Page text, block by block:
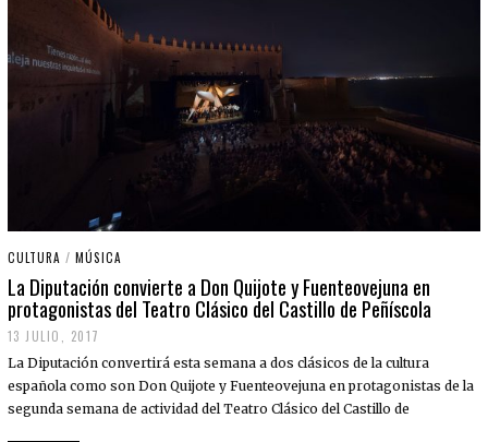
CULTURA / MÚSICA
La Diputación convierte a Don Quijote y Fuenteovejuna en
protagonistas del Teatro Clásico del Castillo de Peñíscola
13 JULIO, 2017
La Diputación convertirá esta semana a dos clásicos de la cultura
española como son Don Quijote y Fuenteovejuna en protagonistas de la
segunda semana de actividad del Teatro Clásico del Castillo de